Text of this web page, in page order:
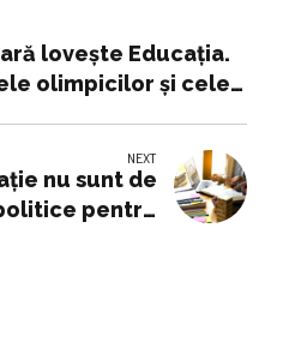
lovește Educația.
olimpicilor și cele
NEXT
nu sunt de
pentru